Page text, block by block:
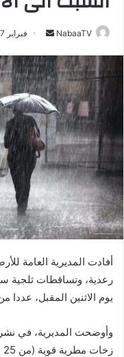
NabaaTV
س
ل
ب
ر
د
ا
إ
ل
ك
ت
و
ن
ي
فبراير 27, 2021
أفادت المديرية العامة
رعدية، وتساقطات ثلجية
يوم الاثنين المقبل، عددا
وأوضحت المديرية، في